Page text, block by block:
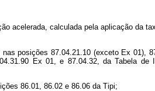
acelerada, calculada pela aplicação da
posições 87.04.21.10 (exceto Ex 01),
Ex 01, e 87.04.32, da Tabela de
86.01, 86.02 e 86.06 da Tipi;